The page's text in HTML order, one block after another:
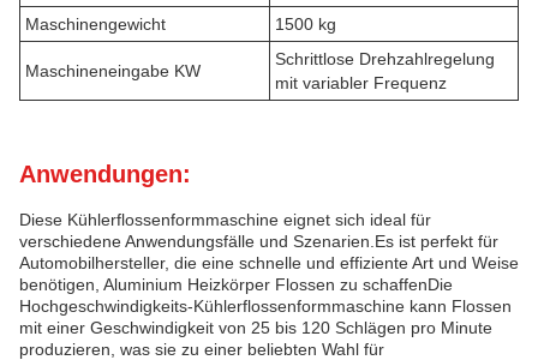
Maschinengewicht
1500 kg
Maschineneingabe KW
Schrittlose Drehzahlregelung
mit variabler Frequenz
Anwendungen:
Diese Kühlerflossenformmaschine eignet sich ideal für
verschiedene Anwendungsfälle und Szenarien.Es ist perfekt für
Automobilhersteller, die eine schnelle und effiziente Art und Weise
benötigen, Aluminium Heizkörper Flossen zu schaffenDie
Hochgeschwindigkeits-Kühlerflossenformmaschine kann Flossen
mit einer Geschwindigkeit von 25 bis 120 Schlägen pro Minute
produzieren, was sie zu einer beliebten Wahl für